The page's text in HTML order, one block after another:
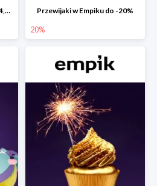
Święta z LEGO w Empiku od 34,75 zł Przewijaki w Empiku do -20%
20%